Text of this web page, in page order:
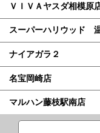
ＶＩＶＡヤスダ相模原
スーパーハリウッド
ナイアガラ２
名宝岡崎店
マルハン藤枝駅南店